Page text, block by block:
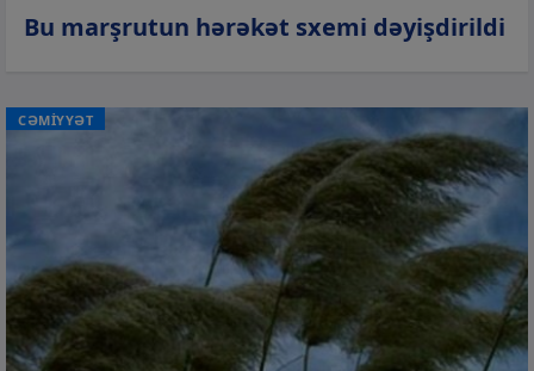
Bu marşrutun hərəkət sxemi dəyişdirildi
CƏMİYYƏT